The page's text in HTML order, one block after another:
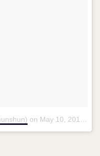
on May 10, 2018 at 2:20pm PDT